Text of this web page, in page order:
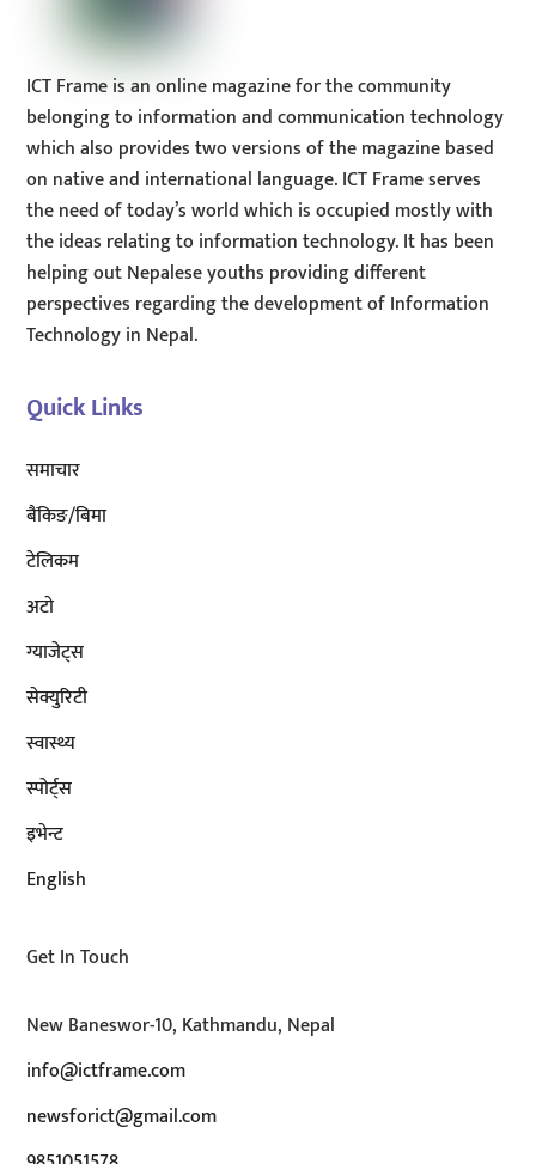
ICT Frame is an online magazine for the community
belonging to information and communication technology
which also provides two versions of the magazine based
on native and international language. ICT Frame serves
the need of today’s world which is occupied mostly with
the ideas relating to information technology. It has been
helping out Nepalese youths providing different
perspectives regarding the development of Information
Technology in Nepal.
Quick Links
समाचार
बैंकिङ/बिमा
टेलिकम
अटाे
ग्याजेट्स
सेक्युरिटी
स्वास्थ्य
स्पोर्ट्स
इभेन्ट
English
Get In Touch
New Baneswor-10, Kathmandu, Nepal
info@ictframe.com
newsforict@gmail.com